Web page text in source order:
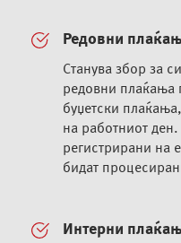
Редовни
Станува збор за
редовни плаќања
буџетски
на работниот
регистрирани на
бидат
Интерни